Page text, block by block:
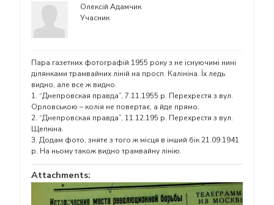
Олексій Адамчик
Учасник
Пара газетних фотографій 1955 року з не існуючимі нині
ділянками трамвайних ліній на просп. Калініна. Їх ледь
видно, але все ж видно.
1. “Днепровская правда”, 7.11.1955 р. Перехрестя з вул.
Орловською – колія не повертає, а йде прямо.
2. “Днепровская правда”, 11.12.195 р. Перехрестя з вул.
Щепкіна.
3. Додам фото, зняте з того ж місця в інший бік 21.09.1941
р. На ньому також видно трамвайну лінію.
Attachments: